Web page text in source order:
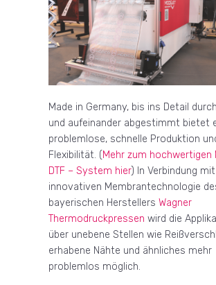
Made in Germany, bis ins Detail
und aufeinander abgestimmt bietet
problemlose, schnelle Produktion
Flexibilität. (Mehr zum hochwertigen
DTF – System hier) In Verbindung
innovativen Membrantechnologie
bayerischen Herstellers Wagner
Thermodruckpressen wird die
über unebene Stellen wie
erhabene Nähte und ähnliches mehr
problemlos möglich.